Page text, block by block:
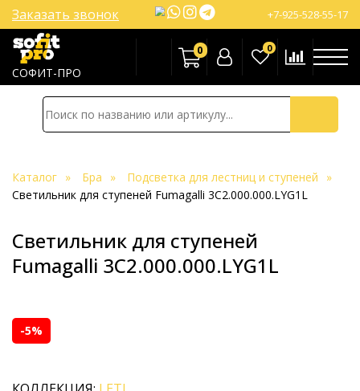
СОФИТ-ПРО
+7-925-528-55-17
Заказать звонок
0 0
Каталог Бра
Подсветка для лестниц и ступеней
Светильник для ступеней Fumagalli 3C2.000.000.LYG1L
Светильник для ступеней
Fumagalli 3C2.000.000.LYG1L
-5%